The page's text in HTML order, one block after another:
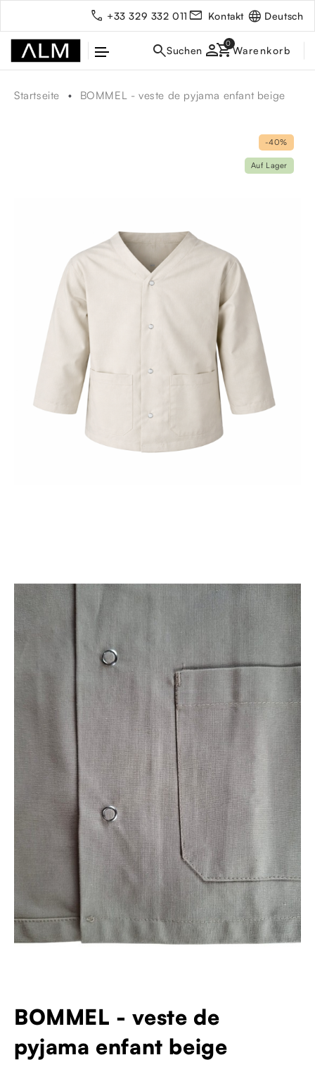
+33 329 332 011 Kontakt Deutsch
person
Startseite BOMMEL - veste de pyjama enfant beige
-40%
Auf Lager
BOMMEL - veste de
pyjama enfant beige